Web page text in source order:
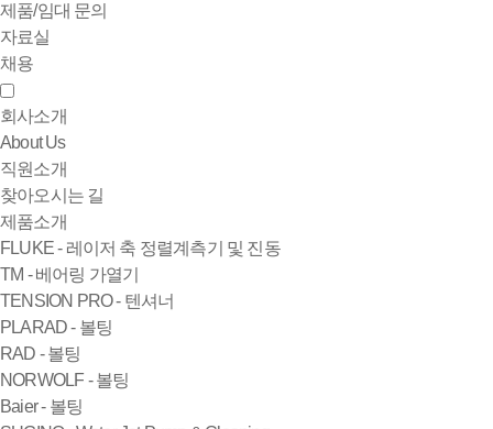
제품/임대 문의
자료실
채용
회사소개
About Us
직원소개
찾아오시는 길
제품소개
FLUKE - 레이저 축 정렬계측기 및 진동
TM - 베어링 가열기
TENSION PRO - 텐셔너
PLARAD - 볼팅
RAD - 볼팅
NORWOLF - 볼팅
Baier - 볼팅